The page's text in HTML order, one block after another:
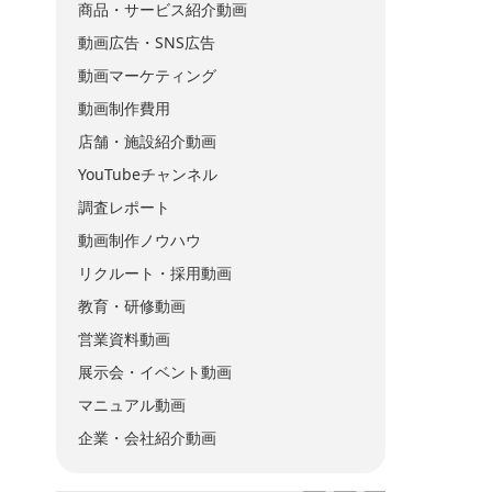
商品・サービス紹介動画
動画広告・SNS広告
動画マーケティング
動画制作費用
店舗・施設紹介動画
YouTubeチャンネル
調査レポート
動画制作ノウハウ
リクルート・採用動画
教育・研修動画
営業資料動画
展示会・イベント動画
マニュアル動画
企業・会社紹介動画